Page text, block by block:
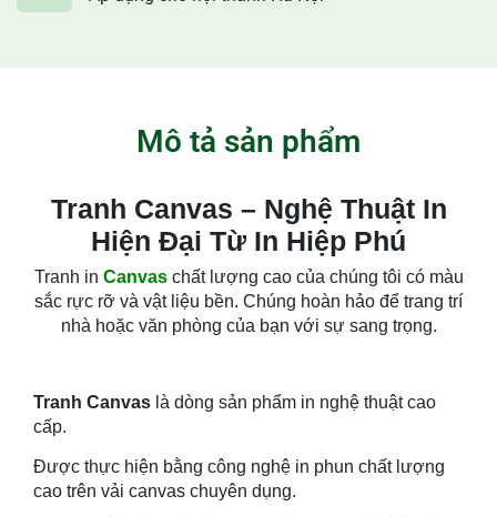
Mô tả sản phẩm
Tranh Canvas – Nghệ Thuật In
Hiện Đại Từ In Hiệp Phú
Tranh in Canvaschất lượng cao của chúng tôi có màu
sắc rực rỡ và vật liệu bền. Chúng hoàn hảo để trang trí
nhà hoặc văn phòng của bạn với sự sang trọng.
Tranh Canvas là dòng sản phẩm in nghệ thuật cao
cấp.
Được thực hiện bằng công nghệ in phun chất lượng
cao trên vải canvas chuyên dụng.